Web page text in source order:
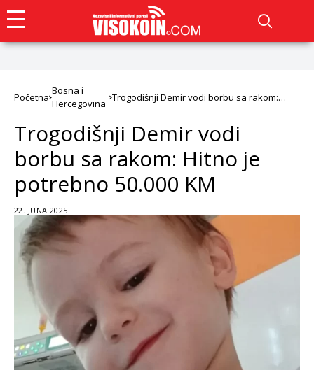
Početna
Bosna i
Hercegovina
Trogodišnji Demir vodi borbu sa rakom:
Trogodišnji Demir vodi
borbu sa rakom: Hitno je
potrebno 50.000 KM
22. JUNA 2025.